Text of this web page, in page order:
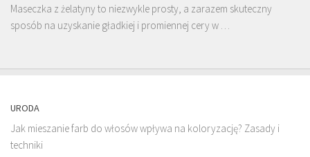
Maseczka z żelatyny to niezwykle prosty, a zarazem skuteczny
sposób na uzyskanie gładkiej i promiennej cery w …
URODA
Jak mieszanie farb do włosów wpływa na koloryzację? Zasady i
techniki